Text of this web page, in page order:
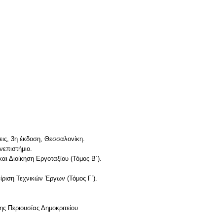
3η έκδοση, Θεσσαλονίκη.
Εργοταξίου (Τόμος Β΄).
Τεχνικών Έργων (Τόμος Γ΄).
Περιουσίας Δημοκριτείου